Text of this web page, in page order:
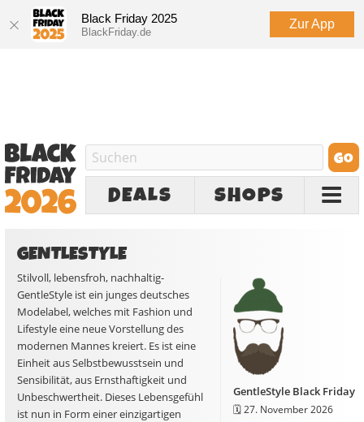
Black Friday 2025
BlackFriday.de
Zur App
DEALS SHOPS
GENTLESTYLE
GentleStyle Black Friday
🗓️27. November 2026
Stilvoll, lebensfroh, nachhaltig-
GentleStyle ist ein junges deutsches
Modelabel, welches mit Fashion und
Lifestyle eine neue Vorstellung des
modernen Mannes kreiert. Es ist eine
Einheit aus Selbstbewusstsein und
Sensibilität, aus Ernsthaftigkeit und
Unbeschwertheit. Dieses Lebensgefühl
ist nun in Form einer einzigartigen